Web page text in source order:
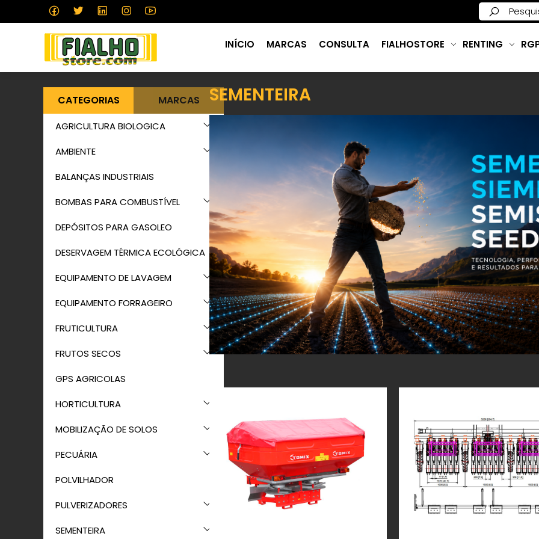
INÍCIO MARCAS CONSULTA FIALHOSTORE RENTING
CATEGORIAS MARCAS
AGRICULTURA BIOLOGICA
AMBIENTE
BALANÇAS INDUSTRIAIS
BOMBAS PARA COMBUSTÍVEL
DEPÓSITOS PARA GASOLEO
DESERVAGEM TÉRMICA ECOLÓGICA
EQUIPAMENTO DE LAVAGEM
EQUIPAMENTO FORRAGEIRO
FRUTICULTURA
FRUTOS SECOS
GPS AGRICOLAS
HORTICULTURA
MOBILIZAÇÃO DE SOLOS
PECUÁRIA
POLVILHADOR
PULVERIZADORES
SEMENTEIRA
SEMENTEIRA